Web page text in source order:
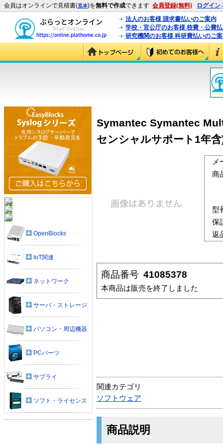
会員はオンラインで見積書(見本)を無料で作成できます 会員登録(無料) ログイン
法人のお客様 請求書払いのご案内
学校・官公庁のお客様 校費・公費
研究機関のお客様 科研費払いのご
Symantec Symantec
センシャルサポート1年
メ
商
型
保
返
商品番号 41085378
本商品は販売を終了しました
関連カテゴリ
ソフトウェア
商品説明
OpenBlocks
IoT関連
ネットワーク
サーバ・ストレージ
パソコン・周辺機器
PCパーツ
サプライ
ソフト・ライセンス